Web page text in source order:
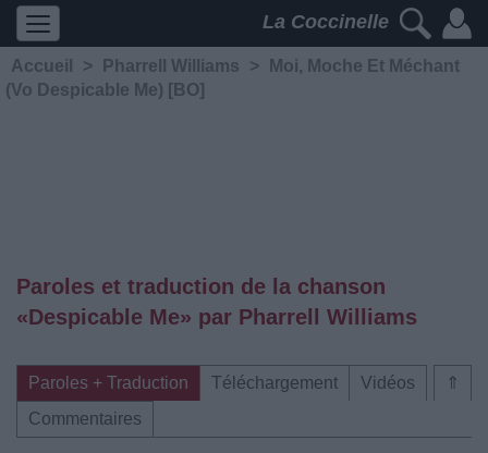
La Coccinelle
Accueil > Pharrell Williams >
Moi, Moche Et Méchant
(Vo Despicable Me) [BO]
Paroles et traduction de la chanson
«Despicable Me» par Pharrell Williams
⇑
Paroles + Traduction Téléchargement
Vidéos
Commentaires